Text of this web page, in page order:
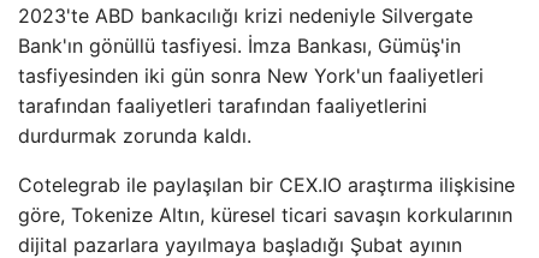
2023'te ABD bankacılığı krizi nedeniyle Silvergate
Bank'ın gönüllü tasfiyesi. İmza Bankası, Gümüş'in
tasfiyesinden iki gün sonra New York'un faaliyetleri
tarafından faaliyetleri tarafından faaliyetlerini
durdurmak zorunda kaldı.
Cotelegrab ile paylaşılan bir CEX.IO araştırma ilişkisine
göre, Tokenize Altın, küresel ticari savaşın korkularının
dijital pazarlara yayılmaya başladığı Şubat ayının